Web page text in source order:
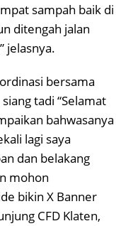
sampah baik di
ditengah jalan
jelasnya.
bersama
tadi “Selamat
bahwasanya
lagi saya
dan belakang
mohon
bikin X Banner
CFD Klaten,